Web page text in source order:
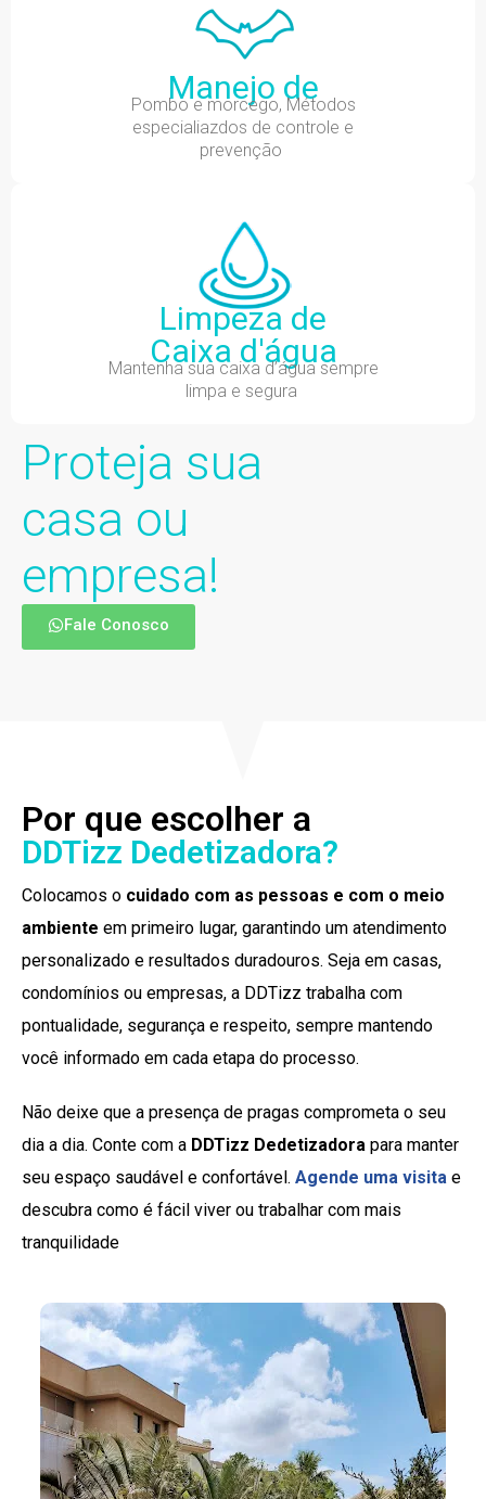
Manejo de
Pombo e morcego, Métodos
especialiazdos de controle e
prevenção
Limpeza de
Caixa d'água
Mantenha sua caixa d’água sempre
limpa e segura
Proteja sua
casa ou
empresa!
Fale Conosco
Por que escolher a
DDTizz Dedetizadora?
Colocamos o cuidado com as pessoas e com o meio
ambiente em primeiro lugar, garantindo um atendimento
personalizado e resultados duradouros. Seja em casas,
condomínios ou empresas, a DDTizz trabalha com
pontualidade, segurança e respeito, sempre mantendo
você informado em cada etapa do processo.
Não deixe que a presença de pragas comprometa o seu
dia a dia. Conte com a DDTizz Dedetizadora para manter
seu espaço saudável e confortável. Agende uma visita e
descubra como é fácil viver ou trabalhar com mais
tranquilidade